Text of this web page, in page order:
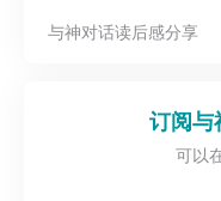
与神对话读后感分享
订阅与
可以